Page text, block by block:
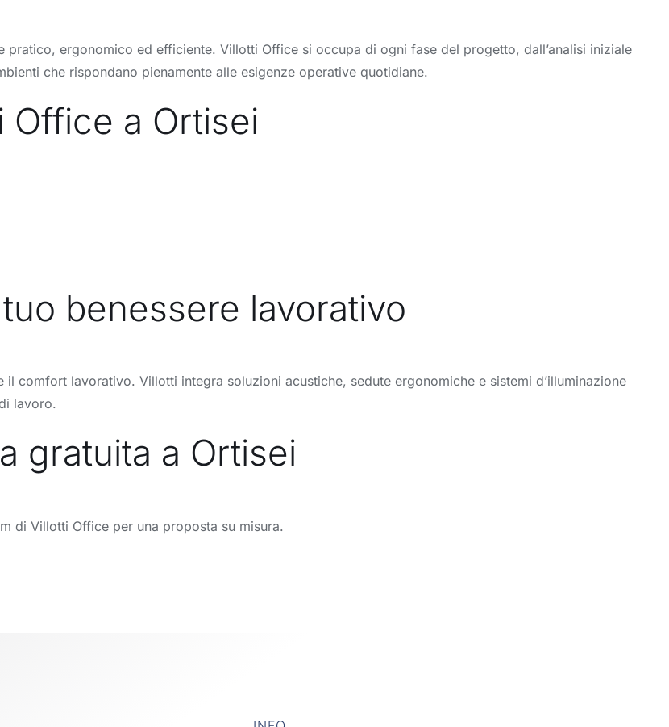
ergonomico ed efficiente. Villotti Office si occupa di ogni fase del progetto, dall’analisi iniziale
che rispondano pienamente alle esigenze operative quotidiane.
a Ortisei
benessere lavorativo
comfort lavorativo. Villotti integra soluzioni acustiche, sedute ergonomiche e sistemi d’illuminazione
lavoro.
gratuita a Ortisei
di Villotti Office per una proposta su misura.